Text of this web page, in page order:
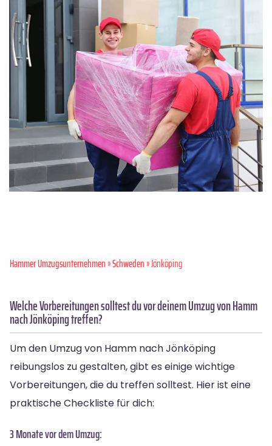
Hammer Umzugsunternehmen»Schweden» Jönköping
Welche Vorbereitungen solltest du vor deinem Umzug von Hamm
nach Jönköping treffen?
Um den Umzug von Hamm nach Jönköping
reibungslos zu gestalten, gibt es einige wichtige
Vorbereitungen, die du treffen solltest. Hier ist eine
praktische Checkliste für dich:
3 Monate vor dem Umzug: